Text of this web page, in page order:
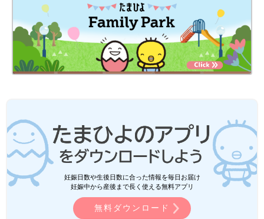
妊娠日数や生後日数に合った情報を毎日お届け
妊娠中から産後まで長く使える無料アプリ
無料ダウンロード